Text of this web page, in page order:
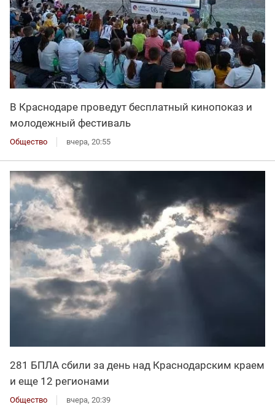
В Краснодаре проведут бесплатный кинопоказ и
молодежный фестиваль
Общество вчера, 20:55
281 БПЛА сбили за день над Краснодарским краем
и еще 12 регионами
Общество вчера, 20:39